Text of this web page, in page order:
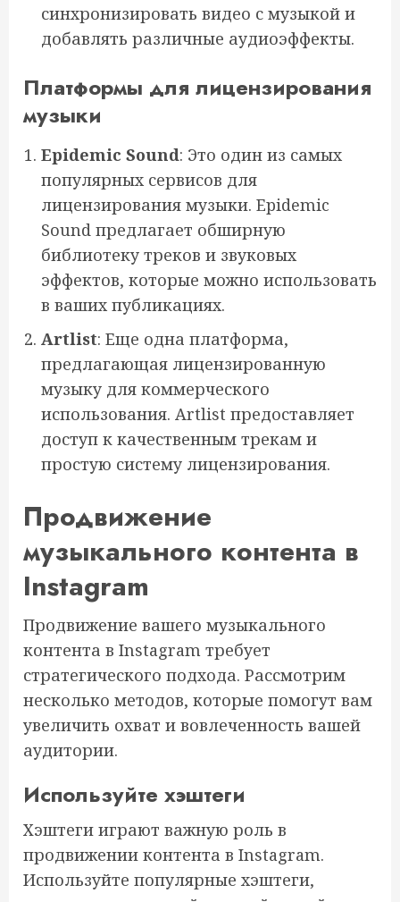
синхронизировать видео с музыкой и
добавлять различные аудиоэффекты.
Платформы для лицензирования
музыки
Epidemic Sound: Это один из самых
популярных сервисов для
лицензирования музыки. Epidemic
Sound предлагает обширную
библиотеку треков и звуковых
эффектов, которые можно использовать
в ваших публикациях.
Artlist: Еще одна платформа,
предлагающая лицензированную
музыку для коммерческого
использования. Artlist предоставляет
доступ к качественным трекам и
простую систему лицензирования.
Продвижение
музыкального контента в
Instagram
Продвижение вашего музыкального
контента в Instagram требует
стратегического подхода. Рассмотрим
несколько методов, которые помогут вам
увеличить охват и вовлеченность вашей
аудитории.
Используйте хэштеги
Хэштеги играют важную роль в
продвижении контента в Instagram.
Используйте популярные хэштеги,